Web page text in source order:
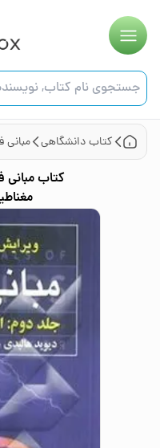
کتابدانشگاهی
کتابمبانی